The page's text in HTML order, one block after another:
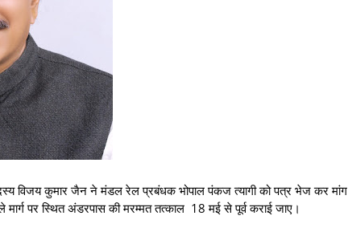
विजय कुमार जैन ने मंडल रेल प्रबंधक भोपाल पंकज त्यागी को पत्र भेज कर मांग
पर स्थित अंडरपास की मरम्मत तत्काल 18 मई से पूर्व कराई जाए।